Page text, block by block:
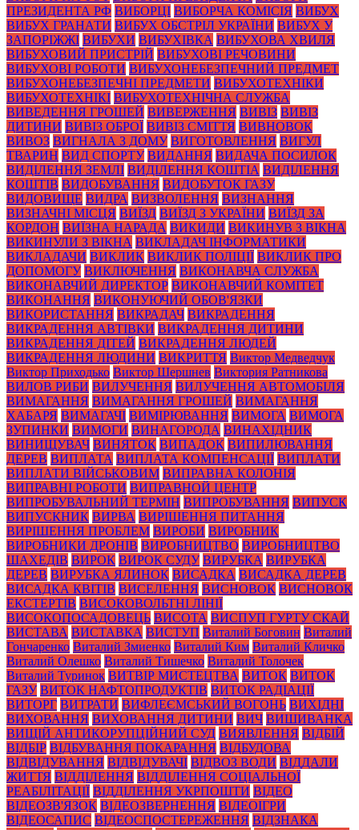
ПРЕЗИДЕНТА РФ ВИБОРЦІ ВИБОРЧА КОМІСІЯ ВИБУХ
ВИБУХ ГРАНАТИ ВИБУХ ОБСТРІЛ УКРАЇНИ ВИБУХ У
ЗАПОРІЖЖІ ВИБУХИ ВИБУХІВКА ВИБУХОВА ХВИЛЯ
ВИБУХОВИЙ ПРИСТРІЙ ВИБУХОВІ РЕЧОВИНИ
ВИБУХОВІ РОБОТИ ВИБУХОНЕБЕЗПЕЧНИЙ ПРЕДМЕТ
ВИБУХОНЕБЕЗПЕЧНІ ПРЕДМЕТИ ВИБУХОТЕХНІКИ
ВИБУХОТЕХНІКІ ВИБУХОТЕХНІЧНА СЛУЖБА
ВИВЕДЕННЯ ГРОШЕЙ ВИВЕРЖЕННЯ ВИВІЗ ВИВІЗ
ДИТИНИ ВИВІЗ ОБРОЇ ВИВІЗ СМІТТЯ ВИВНОВОК
ВИВОЗ ВИГНАЛА З ДОМУ ВИГОТОВЛЕННЯ ВИГУЛ
ТВАРИН ВИД СПОРТУ ВИДАННЯ ВИДАЧА ПОСИЛОК
ВИДІЛЕННЯ ЗЕМЛІ ВИДІЛЕННЯ КОШТІА ВИДІЛЕННЯ
КОШТІВ ВИДОБУВАННЯ ВИДОБУТОК ГАЗУ
ВИДОВИЩЕ ВИДРА ВИЗВОЛЕННЯ ВИЗНАННЯ
ВИЗНАЧНІ МІСЦЯ ВИЇЗД ВИЇЗД З УКРАЇНИ ВИЇЗД ЗА
КОРДОН ВИЇЗНА НАРАДА ВИКИДИ ВИКИНУВ З ВІКНА
ВИКИНУЛИ З ВІКНА ВИКЛАДАЧ ІНФОРМАТИКИ
ВИКЛАДАЧИ ВИКЛИК ВИКЛИК ПОЛІЦІЇ ВИКЛИК ПРО
ДОПОМОГУ ВИКЛЮЧЕННЯ ВИКОНАВЧА СЛУЖБА
ВИКОНАВЧИЙ ДИРЕКТОР ВИКОНАВЧИЙ КОМІТЕТ
ВИКОНАННЯ ВИКОНУЮЧИЙ ОБОВ'ЯЗКИ
ВИКОРИСТАННЯ ВИКРАДАЧ ВИКРАДЕННЯ
ВИКРАДЕННЯ АВТІВКИ ВИКРАДЕННЯ ДИТИНИ
ВИКРАДЕННЯ ДІТЕЙ ВИКРАДЕННЯ ЛЮДЕЙ
ВИКРАДЕННЯ ЛЮДИНИ ВИКРИТТЯ Виктор Медведчук
Виктор Приходько Виктор Шершнев Виктория Ратникова
ВИЛОВ РИБИ ВИЛУЧЕННЯ ВИЛУЧЕННЯ АВТОМОБІЛЯ
ВИМАГАННЯ ВИМАГАННЯ ГРОШЕЙ ВИМАГАННЯ
ХАБАРЯ ВИМАГАЧІ ВИМІРЮВАННЯ ВИМОГА ВИМОГА
ЗУПИНКИ ВИМОГИ ВИНАГОРОДА ВИНАХІДНИК
ВИНИЩУВАЧ ВИНЯТОК ВИПАДОК ВИПИЛЮВАННЯ
ДЕРЕВ ВИПЛАТА ВИПЛАТА КОМПЕНСАЦІЇ ВИПЛАТИ
ВИПЛАТИ ВІЙСЬКОВИМ ВИПРАВНА КОЛОНІЯ
ВИПРАВНІ РОБОТИ ВИПРАВНОЙ ЦЕНТР
ВИПРОБУВАЛЬНИЙ ТЕРМІН ВИПРОБУВАННЯ ВИПУСК
ВИПУСКНИК ВИРВА ВИРІШЕННЯ ПИТАННЯ
ВИРІШЕННЯ ПРОБЛЕМ ВИРОБИ ВИРОБНИК
ВИРОБНИКИ ДРОНІВ ВИРОБНИЦТВО ВИРОБНИЦТВО
ШАХЕДІВ ВИРОК ВИРОК СУДУ ВИРУБКА ВИРУБКА
ДЕРЕВ ВИРУБКА ЯЛИНОК ВИСАДКА ВИСАДКА ДЕРЕВ
ВИСАДКА КВІТІВ ВИСЕЛЕННЯ ВИСНОВОК ВИСНОВОК
ЕКСТЕРТІВ ВИСОКОВОЛЬТНІ ЛІНІЇ
ВИСОКОПОСАДОВЕЦЬ ВИСОТА ВИСПУП ГУРТУ СКАЙ
ВИСТАВА ВИСТАВКА ВИСТУП Виталий Боговин Виталий
Гончаренко Виталий Змиенко Виталий Ким Виталий Кличко
Виталий Олешко Виталий Тишечко Виталий Толочек
Виталий Туринок ВИТВІР МИСТЕЦТВА ВИТОК ВИТОК
ГАЗУ ВИТОК НАФТОПРОДУКТІВ ВИТОК РАДІАЦІЇ
ВИТОРГ ВИТРАТИ ВИФЛЕЄМСЬКИЙ ВОГОНЬ ВИХІДНІ
ВИХОВАННЯ ВИХОВАННЯ ДИТИНИ ВИЧ ВИШИВАНКА
ВИЩІЙ АНТИКОРУПЦІЙНИЙ СУД ВИЯВЛЕННЯ ВІДБІЙ
ВІДБІР ВІДБУВАННЯ ПОКАРАННЯ ВІДБУДОВА
ВІДВІДУВАННЯ ВІДВІДУВАЧІ ВІДВОЗ ВОДИ ВІДДАЛИ
ЖИТТЯ ВІДДІЛЕННЯ ВІДДІЛЕННЯ СОЦІАЛЬНОЇ
РЕАБІЛІТАЦІЇ ВІДДІЛЕННЯ УКРПОШТИ ВІДЕО
ВІДЕОЗВ'ЯЗОК ВІДЕОЗВЕРНЕННЯ ВІДЕОІГРИ
ВІДЕОСАПИС ВІДЕОСПОСТЕРЕЖЕННЯ ВІДЗНАКА